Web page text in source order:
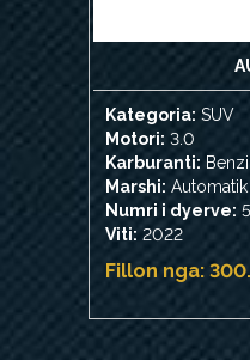
Kategoria: SUV
Motori: 3.0
Karburanti:
Marshi: Automatik
Numri i dyerve: 5
Viti: 2022
Fillon nga: